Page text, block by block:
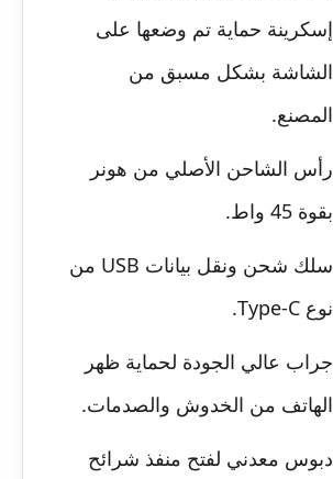
إسكرينة حماية تم وضعها على
الشاشة بشكل مسبق من
المصنع.
رأس الشاحن الأصلي من هونر
بقوة 45 واط.
سلك شحن ونقل بيانات USB من
نوع Type-C.
جراب عالي الجودة لحماية ظهر
الهاتف من الخدوش والصدمات.
دبوس معدني لفتح منفذ شرائح